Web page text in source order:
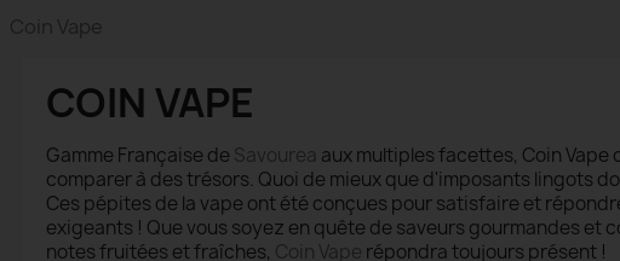
Coin Vape
COIN VAPE
Gamme Française de Savourea aux multiples facettes, Coin
comparer à des trésors. Quoi de mieux que d'imposants lingots
Ces pépites de la vape ont été conçues pour satisfaire et
exigeants ! Que vous soyez en quête de saveurs gourmandes et
notes fruitées et fraîches, Coin Vape répondra toujours présent !